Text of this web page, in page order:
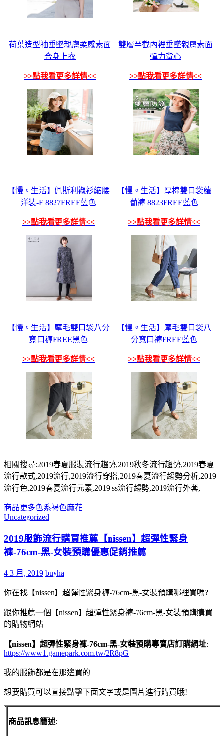
荷葉造型袖垂墜親膚柔感素面
合身上衣
>>點我看更多詳情<<
雙層半截內裡垂墜親膚素面
彈力背心
>>點我看更多詳情<<
【慢。生活】佩斯利襯衫縮腰
洋裝-F 8827FREE藍色
>>點我看更多詳情<<
【慢。生活】厚棉雙口袋蘿
蔔褲 8823FREE藍色
>>點我看更多詳情<<
【慢。生活】摩毛雙口袋八分
寬口褲FREE黑色
>>點我看更多詳情<<
【慢。生活】摩毛雙口袋八
分寬口褲FREE藍色
>>點我看更多詳情<<
相關搜尋:2019春夏服裝流行趨勢,2019秋冬流行趨勢,2019春夏
流行款式,2019流行,2019流行穿搭,2019春夏流行趨勢分析,2019
流行色,2019春夏流行元素,2019 ss流行趨勢,2019流行外套,
商品更多色系褐色麻花
Uncategorized
2019服飾流行購買推薦【nissen】超彈性緊身
褲-76cm-黑-女裝預購優惠促銷推薦
4 3 月, 2019 buyha
你在找【nissen】超彈性緊身褲-76cm-黑-女裝預購哪裡買嗎?
跟你推薦一個【nissen】超彈性緊身褲-76cm-黑-女裝預購購買
的購物網站
【nissen】超彈性緊身褲-76cm-黑-女裝預購專賣店訂購網址:
https://www1.gamepark.com.tw/2R8pG
我的服飾都是在那邊買的
想要購買可以直接點擊下面文字或是圖片進行購買哦!
商品訊息簡述: